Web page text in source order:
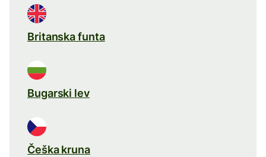
Britanska funta
Bugarski lev
Češka kruna